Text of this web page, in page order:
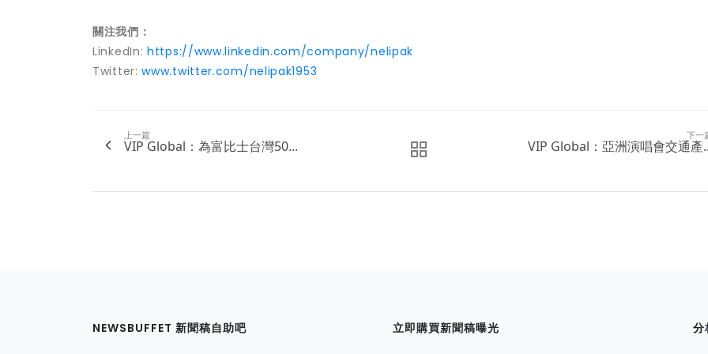
關注我們：
LinkedIn: https://www.linkedin.com/company/nelipak
Twitter:www.twitter.com/nelipak1953
上一篇
VIP Global：為富比士台灣50...
下一
VIP Global：亞洲演唱會交通產
NEWSBUFFET 新聞稿自助吧 立即購買新聞稿曝光 分